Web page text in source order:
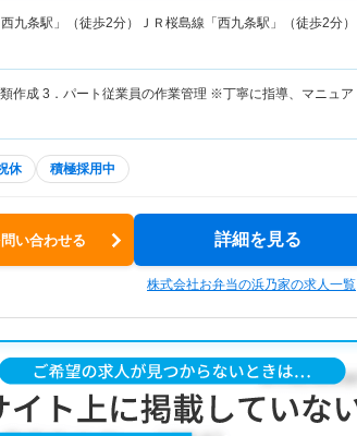
九条駅」（徒歩2分）ＪＲ桜島線「西九条駅」（徒歩2分）
作成 3．パート従業員の作業管理 ※丁寧に指導、マニュア
休 積極採用中
い合わせる 詳細を見る
株式会社お弁当の浜乃家の求人一覧